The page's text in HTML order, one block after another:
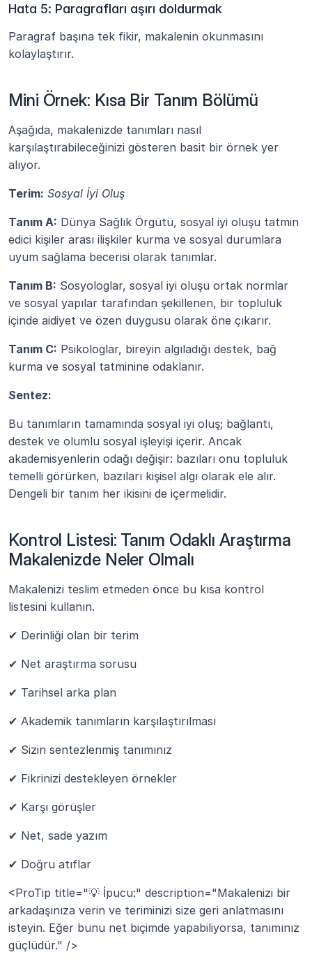
Hata 5: Paragrafları aşırı doldurmak
Paragraf başına tek fikir, makalenin okunmasını
kolaylaştırır.
Mini Örnek: Kısa Bir Tanım Bölümü
Aşağıda, makalenizde tanımları nasıl
karşılaştırabileceğinizi gösteren basit bir örnek yer
alıyor.
Terim: Sosyal İyi Oluş
Tanım A: Dünya Sağlık Örgütü, sosyal iyi oluşu tatmin
edici kişiler arası ilişkiler kurma ve sosyal durumlara
uyum sağlama becerisi olarak tanımlar.
Tanım B: Sosyologlar, sosyal iyi oluşu ortak normlar
ve sosyal yapılar tarafından şekillenen, bir topluluk
içinde aidiyet ve özen duygusu olarak öne çıkarır.
Tanım C: Psikologlar, bireyin algıladığı destek, bağ
kurma ve sosyal tatminine odaklanır.
Sentez:
Bu tanımların tamamında sosyal iyi oluş; bağlantı,
destek ve olumlu sosyal işleyişi içerir. Ancak
akademisyenlerin odağı değişir: bazıları onu topluluk
temelli görürken, bazıları kişisel algı olarak ele alır.
Dengeli bir tanım her ikisini de içermelidir.
Kontrol Listesi: Tanım Odaklı Araştırma
Makalenizde Neler Olmalı
Makalenizi teslim etmeden önce bu kısa kontrol
listesini kullanın.
✔ Derinliği olan bir terim
✔ Net araştırma sorusu
✔ Tarihsel arka plan
✔ Akademik tanımların karşılaştırılması
✔ Sizin sentezlenmiş tanımınız
✔ Fikrinizi destekleyen örnekler
✔ Karşı görüşler
✔ Net, sade yazım
✔ Doğru atıflar
<ProTip title="💡 İpucu:" description="Makalenizi bir
arkadaşınıza verin ve teriminizi size geri anlatmasını
isteyin. Eğer bunu net biçimde yapabiliyorsa, tanımınız
güçlüdür." />